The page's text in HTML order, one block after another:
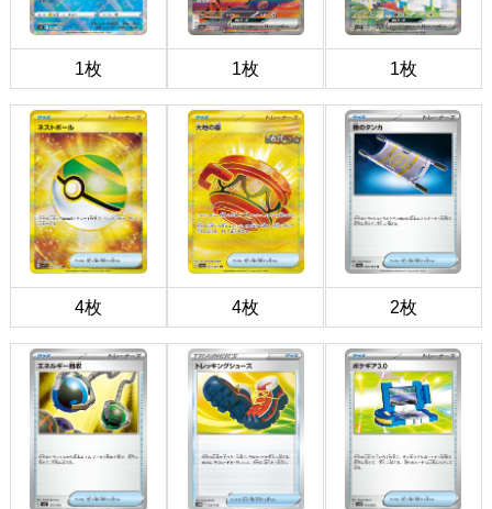
1枚 1枚 1枚
4枚 4枚 2枚